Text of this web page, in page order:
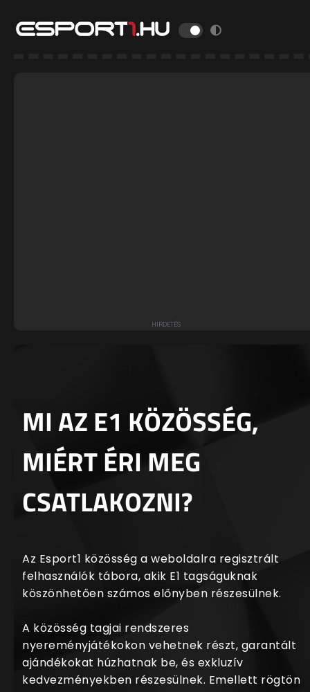
MI AZ E1 KÖZÖSSÉG,
MIÉRT ÉRI MEG
CSATLAKOZNI?
Az Esport1 közösség a weboldalra regisztrált
felhasználók tábora, akik E1 tagságuknak
köszönhetően számos előnyben részesülnek.
A közösség tagjai rendszeres
nyereményjátékokon vehetnek részt, garantált
ajándékokat húzhatnak be, és exkluzív
kedvezményekben részesülnek. Emellett rögtön